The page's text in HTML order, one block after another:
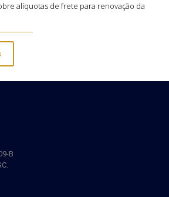
alíquotas de frete para renovação da
B